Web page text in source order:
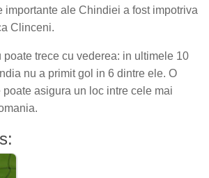
importante ale Chindiei a fost impotriva
Clinceni.
poate trece cu vederea: in ultimele 10
nu a primit gol in 6 dintre ele. O
asigura un loc intre cele mai